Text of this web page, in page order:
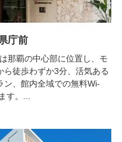
庁前
那覇の中心部に位置し、モ
ら徒歩わずか3分、活気ある
ン、館内全域での無料Wi-
す。...